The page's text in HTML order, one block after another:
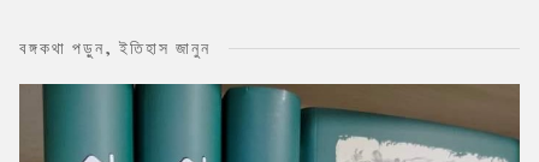
বঙ্গকথা পড়ুন, ইতিহাস জানুন